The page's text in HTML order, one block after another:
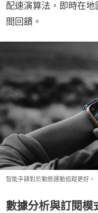
配速演算法，即時在
間回饋。
智能手錶對於動態運動追蹤更好。
數據分析與訂閱模